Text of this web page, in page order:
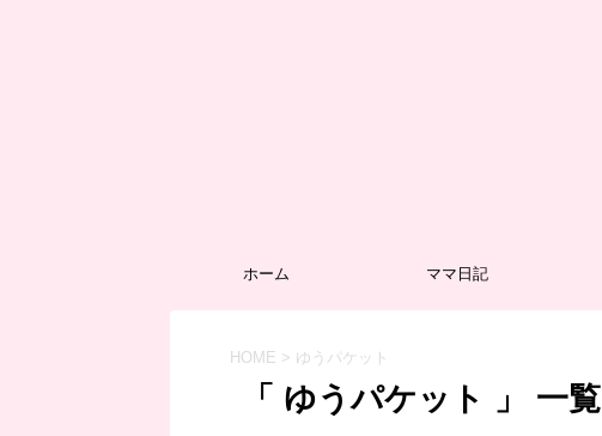
ホーム ママ日記
HOME > ゆうパケット
「 ゆうパケット 」 一覧